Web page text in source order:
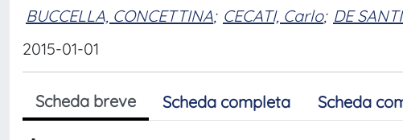
BUCCELLA, CONCETTINA; CECATI, Carlo; DE
2015-01-01
Scheda breve Scheda completa Scheda